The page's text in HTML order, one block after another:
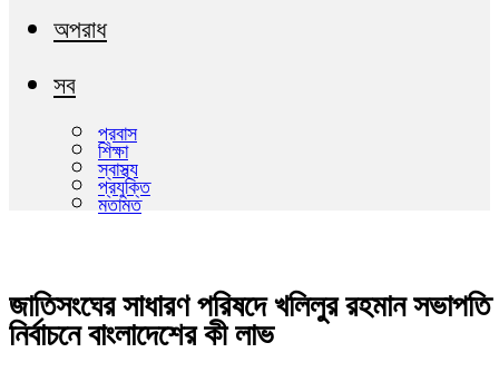
অপরাধ
সব
প্রবাস
শিক্ষা
স্বাস্থ্য
প্রযুক্তি
মতামত
জাতিসংঘের সাধারণ পরিষদে খলিলুর রহমান সভাপতি
নির্বাচনে বাংলাদেশের কী লাভ